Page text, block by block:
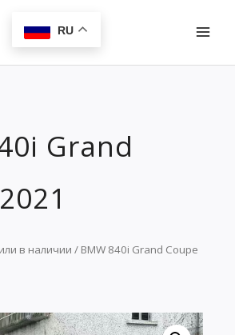
RU
Grand
в наличии / BMW 840i Grand Coupe